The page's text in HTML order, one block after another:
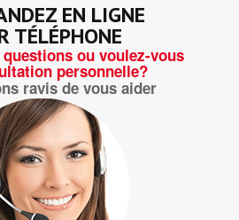
EN LIGNE
TÉLÉPHONE
ou voulez-vous
personnelle?
ravis de vous aider